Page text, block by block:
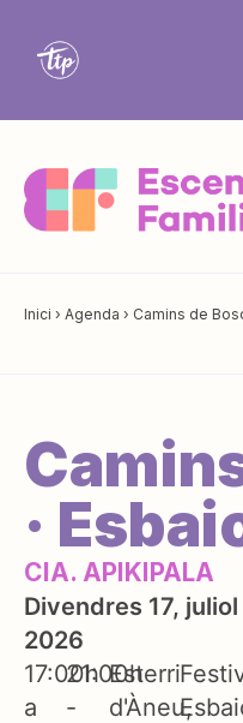
Inici › Agenda › Camins de
·
CIA. APIKIPALA
Divendres 17, juliol
2026
17:00h
a
21:00h
-
Esterri
d'Àneu